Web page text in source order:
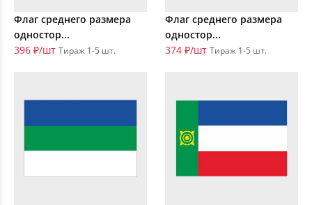
Флаг среднего размера
одностор...
396 ₽/шт Тираж 1-5 шт.
Флаг среднего размера
одностор...
374 ₽/шт Тираж 1-5 шт.